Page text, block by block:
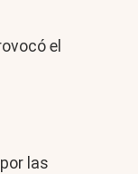
el
las